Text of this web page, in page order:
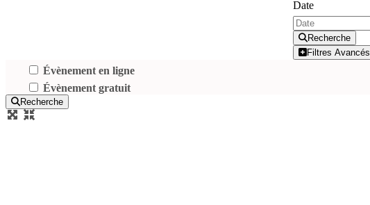
Date
Recherche
Filtres Avancés
Évènement en ligne
Évènement gratuit
Recherche